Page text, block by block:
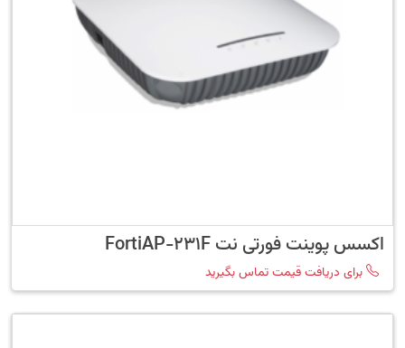
اکسس پوینت فورتی نت FortiAP-231F
برای دریافت قیمت تماس بگیرید